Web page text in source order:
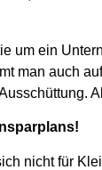
um ein
man auch
nicht für